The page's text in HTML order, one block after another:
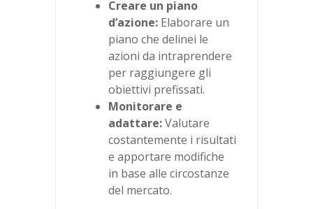
Creare un piano
d’azione: Elaborare un
piano che delinei le
azioni da intraprendere
per raggiungere gli
obiettivi prefissati.
Monitorare e
adattare:Valutare
costantemente i risultati
e apportare modifiche
in base alle circostanze
del mercato.